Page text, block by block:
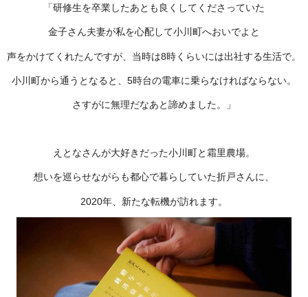
「研修生を卒業したあとも良くしてくださっていた
金子さん夫妻が私を心配して小川町へおいでよと
声をかけてくれたんですが、当時は8時くらいには出社する生活で。
小川町から通うとなると、5時台の電車に乗らなければならない。
さすがに無理だなあと諦めました。」
えとなさんが大好きだった小川町と霜里農場。
想いを巡らせながらも都心で暮らしていた折戸さんに、
2020年、新たな転機が訪れます。